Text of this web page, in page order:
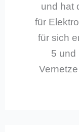
und hat
für
für sich
5 und